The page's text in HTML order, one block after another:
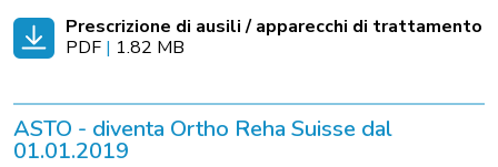
Prescrizione di ausili / apparecchi di trattamento
PDF | 1.82 MB
ASTO - diventa Ortho Reha Suisse dal
01.01.2019